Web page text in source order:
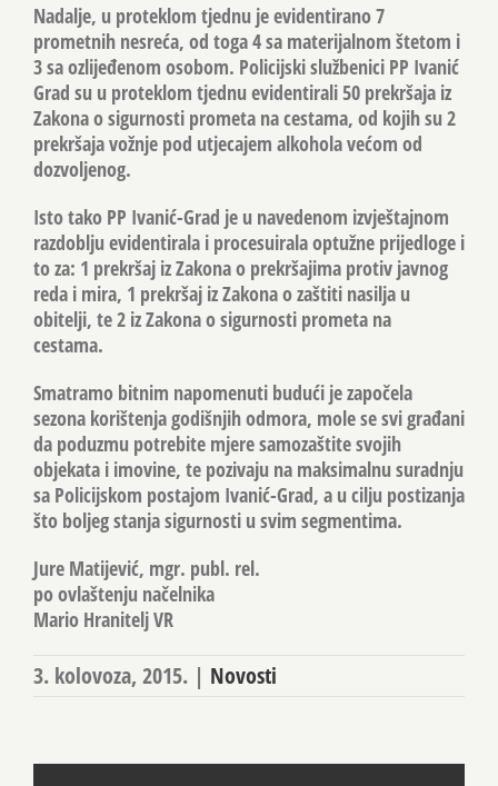
Nadalje, u proteklom tjednu je evidentirano 7
prometnih nesreća, od toga 4 sa materijalnom štetom i
3 sa ozlijeđenom osobom. Policijski službenici PP Ivanić
Grad su u proteklom tjednu evidentirali 50 prekršaja iz
Zakona o sigurnosti prometa na cestama, od kojih su 2
prekršaja vožnje pod utjecajem alkohola većom od
dozvoljenog.
Isto tako PP Ivanić-Grad je u navedenom izvještajnom
razdoblju evidentirala i procesuirala optužne prijedloge i
to za: 1 prekršaj iz Zakona o prekršajima protiv javnog
reda i mira, 1 prekršaj iz Zakona o zaštiti nasilja u
obitelji, te 2 iz Zakona o sigurnosti prometa na
cestama.
Smatramo bitnim napomenuti budući je započela
sezona korištenja godišnjih odmora, mole se svi građani
da poduzmu potrebite mjere samozaštite svojih
objekata i imovine, te pozivaju na maksimalnu suradnju
sa Policijskom postajom Ivanić-Grad, a u cilju postizanja
što boljeg stanja sigurnosti u svim segmentima.
Jure Matijević, mgr. publ. rel.
po ovlaštenju načelnika
Mario Hranitelj VR
3. kolovoza, 2015. | Novosti